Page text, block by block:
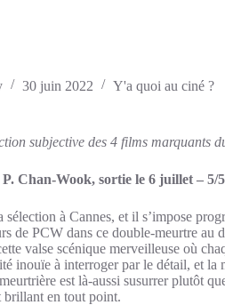
30 juin 2022 Y'a quoi au ciné ?
subjective des 4 films marquants
Chan-Wook, sortie le 6 juillet – 5/5
à Cannes, et il s’impose
de PCW dans ce double-meurtre
valse scénique merveilleuse où
inouïe à interroger par le détail, et
est là-aussi susurrer plutôt
brillant en tout point.